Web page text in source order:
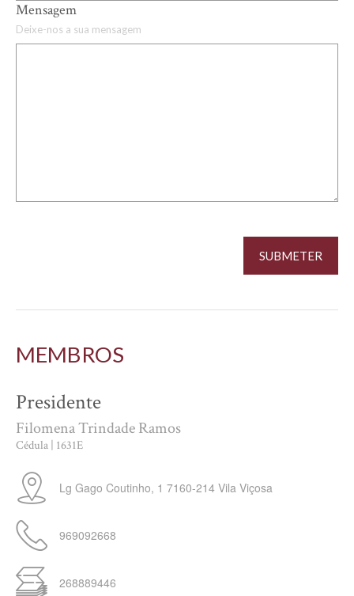
Mensagem
Deixe-nos a sua mensagem
MEMBROS
Presidente
Filomena Trindade Ramos
Cédula | 1631E
Lg Gago Coutinho, 1 7160-214 Vila Viçosa
969092668
268889446